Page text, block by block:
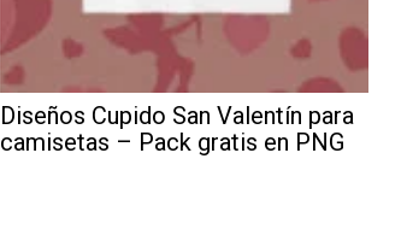
Diseños Cupido San Valentín para
camisetas – Pack gratis en PNG